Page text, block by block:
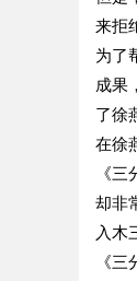
来拒
为了
成果
了徐
在徐
《
却非
入木
《